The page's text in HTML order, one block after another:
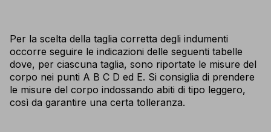
Per la scelta della taglia corretta degli indumenti
occorre seguire le indicazioni delle seguenti tabelle
dove, per ciascuna taglia, sono riportate le misure del
corpo nei punti A B C D ed E. Si consiglia di prendere
le misure del corpo indossando abiti di tipo leggero,
così da garantire una certa tolleranza.